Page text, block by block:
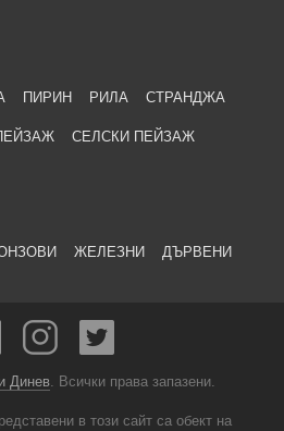
ПИРИН РИЛА СТРАНДЖА
СЕЛСКИ ПЕЙЗАЖ
ЖЕЛЕЗНИ ДЪРВЕНИ
Динев . Всички права запазени.
в този сайт са обект на